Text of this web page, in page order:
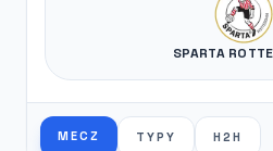
SPARTA
MECZ TYPY H2H